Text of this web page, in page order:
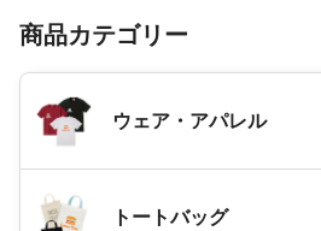
商品カテゴリー
ウェア・アパレル
トートバッグ